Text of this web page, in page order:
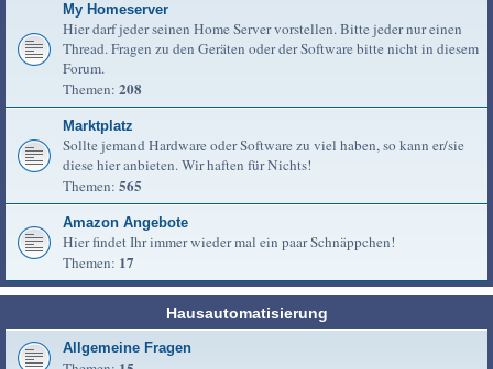
My Homeserver
Hier darf jeder seinen Home Server vorstellen. Bitte jeder nur einen
Thread. Fragen zu den Geräten oder der Software bitte nicht in diesem
Forum.
Themen: 208
Marktplatz
Sollte jemand Hardware oder Software zu viel haben, so kann er/sie
diese hier anbieten. Wir haften für Nichts!
Themen: 565
Amazon Angebote
Hier findet Ihr immer wieder mal ein paar Schnäppchen!
Themen: 17
Hausautomatisierung
Allgemeine Fragen